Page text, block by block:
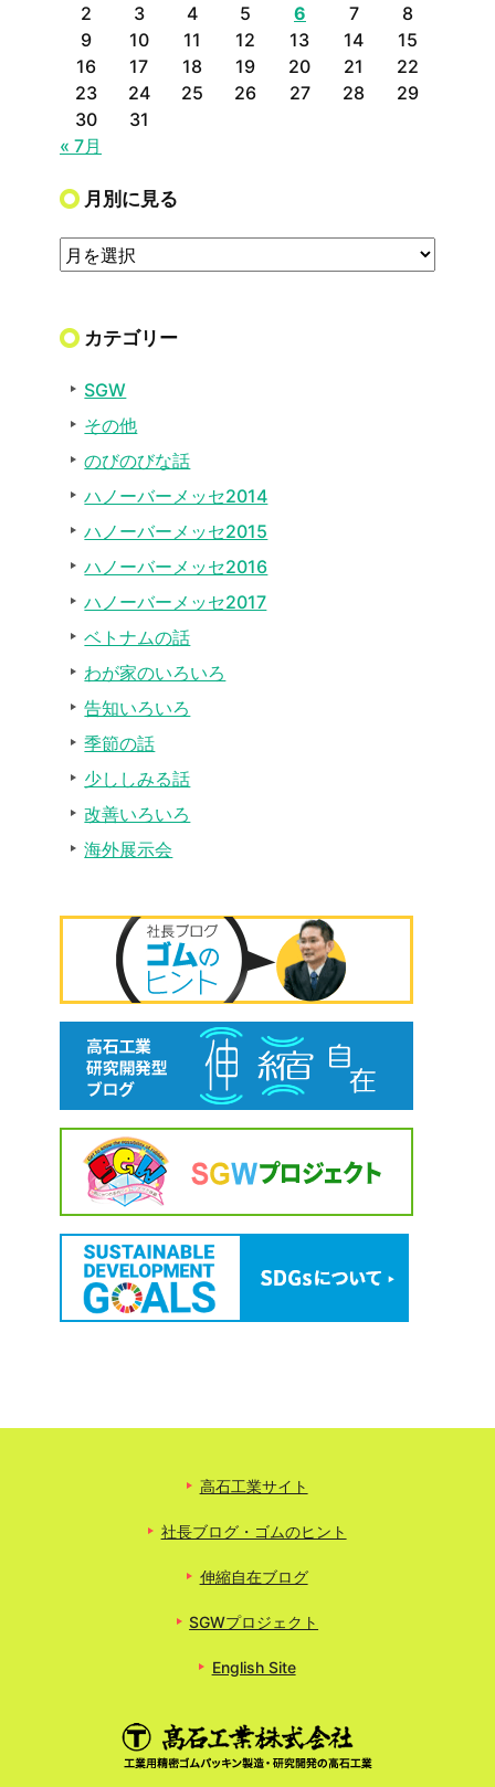
2
3 4 5 6 7
8
9
10 11 12 13 14
15
16
17 18 19 20 21
22
23
24 25 26 27 28
29
30
31
« 7月
月別に見る
カテゴリー
SGW
その他
のびのびな話
ハノーバーメッセ2014
ハノーバーメッセ2015
ハノーバーメッセ2016
ハノーバーメッセ2017
ベトナムの話
わが家のいろいろ
告知いろいろ
季節の話
少ししみる話
改善いろいろ
海外展示会
高石工業サイト
社長ブログ・ゴムのヒント
伸縮自在ブログ
SGWプロジェクト
English Site